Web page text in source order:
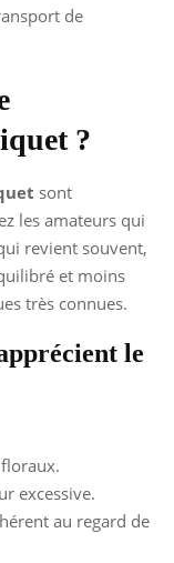
de
?
sont
les amateurs qui
revient souvent,
et moins
très connues.
le
excessive.
au regard de